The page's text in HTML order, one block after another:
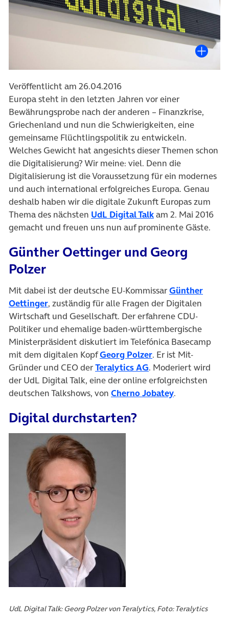
Veröffentlicht am 26.04.2016
Europa steht in den letzten Jahren vor einer
Bewährungsprobe nach der anderen – Finanzkrise,
Griechenland und nun die Schwierigkeiten, eine
gemeinsame Flüchtlingspolitik zu entwickeln.
Welches Gewicht hat angesichts dieser Themen schon
die Digitalisierung? Wir meine: viel. Denn die
Digitalisierung ist die Voraussetzung für ein modernes
und auch international erfolgreiches Europa. Genau
deshalb haben wir die digitale Zukunft Europas zum
Thema des nächsten UdL Digital Talkam 2. Mai 2016
gemacht und freuen uns nun auf prominente Gäste.
Günther Oettinger und Georg
Polzer
Mit dabei ist der deutsche EU-KommissarGünther
Oettinger, zuständig für alle Fragen der Digitalen
Wirtschaft und Gesellschaft. Der erfahrene CDU-
Politiker und ehemalige baden-württembergische
Ministerpräsident diskutiert im Telefónica Basecamp
mit dem digitalen KopfGeorg Polzer. Er ist Mit-
Gründer und CEO derTeralytics AG. Moderiert wird
der UdL Digital Talk, eine der online erfolgreichsten
deutschen Talkshows, von Cherno Jobatey.
Digital durchstarten?
UdL Digital Talk: Georg Polzer von Teralytics, Foto: Teralytics